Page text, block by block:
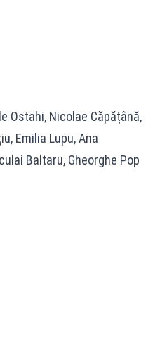
Ostahi, Nicolae Căpățână,
Emilia Lupu, Ana
Baltaru, Gheorghe Pop